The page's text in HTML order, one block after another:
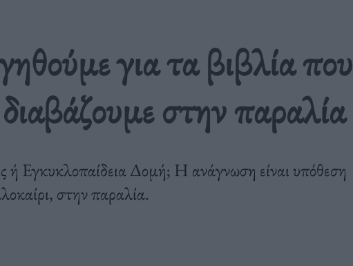
για τα βιβλία που
στην παραλία
Εγκυκλοπαίδεια Δομή; Η ανάγνωση είναι υπόθεση
στην παραλία.